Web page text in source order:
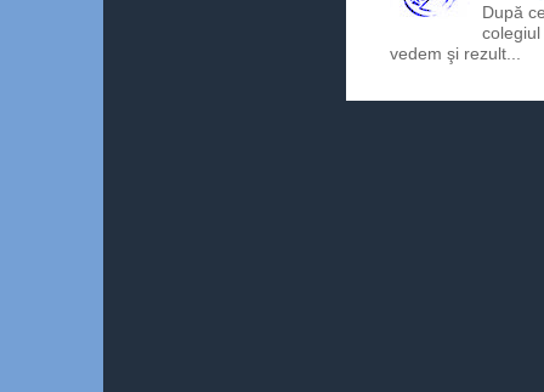
După
vedem şi rezult...